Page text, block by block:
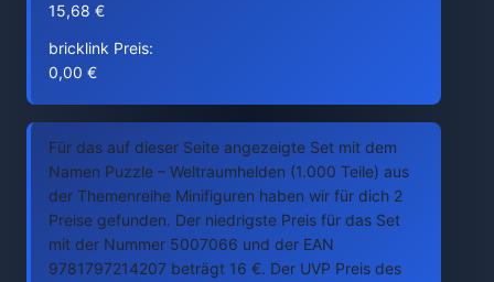
15,68 €
bricklink Preis:
0,00 €
Für das auf dieser Seite angezeigte Set mit dem
Namen Puzzle – Weltraumhelden (1.000 Teile) aus
der Themenreihe Minifiguren haben wir für dich 2
Preise gefunden. Der niedrigste Preis für das Set
mit der Nummer 5007066 und der EAN
9781797214207 beträgt 16 €. Der UVP Preis des